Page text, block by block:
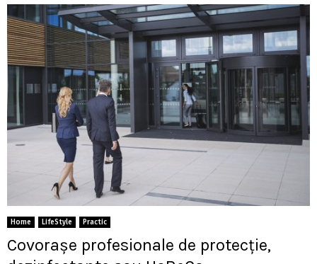
Home LifeStyle Practic
Covorașe profesionale de protecție,